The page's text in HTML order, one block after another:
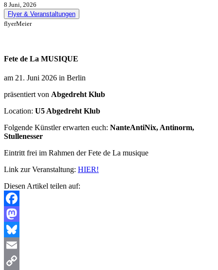
8 Juni, 2026
Flyer & Veranstaltungen
flyerMeier
Fete de La MUSIQUE
am 21. Juni 2026 in Berlin
präsentiert von Abgedreht Klub
Location: U5 Abgedreht Klub
Folgende Künstler erwarten euch: NanteAntiNix, Antinorm,
Stullenesser
Eintritt frei im Rahmen der Fete de La musique
Link zur Veranstaltung: HIER!
Diesen Artikel teilen auf:
Facebook
Mastodon
Bluesky
Email